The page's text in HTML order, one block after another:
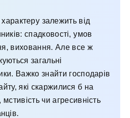
залежить від
спадковості, умов
виховання. Але все ж
загальні
Важко знайти господарів
які скаржилися б на
чи агресивність